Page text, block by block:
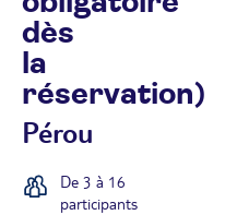
dès
la
réservation)
Pérou
De 3 à 16
participants